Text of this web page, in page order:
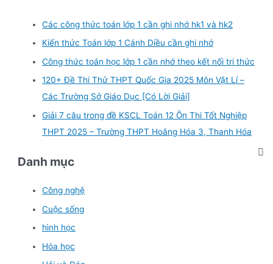
Các công thức toán lớp 1 cần ghi nhớ hk1 và hk2
Kiến thức Toán lớp 1 Cánh Diều cần ghi nhớ
Công thức toán học lớp 1 cần nhớ theo kết nối tri thức
120+ Đề Thi Thử THPT Quốc Gia 2025 Môn Vật Lí –
Các Trường Sở Giáo Dục [Có Lời Giải]
Giải 7 câu trong đề KSCL Toán 12 Ôn Thi Tốt Nghiệp
THPT 2025 – Trường THPT Hoằng Hóa 3, Thanh Hóa
Danh mục
Công nghệ
Cuộc sống
hình học
Hóa học